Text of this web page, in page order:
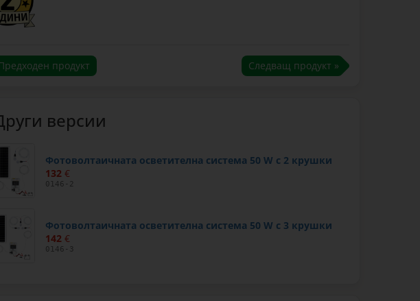
продукт Следващ продукт »
версии
Фотоволтаичната осветителна система 50 W с 2 крушки
132 €
0146-2
Фотоволтаичната осветителна система 50 W с 3 крушки
142 €
0146-3